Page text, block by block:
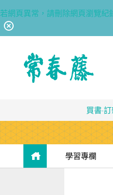
若網頁異常，請刪除網頁瀏覽紀
買書·
熱銷排行｜
限時優惠
團體採購｜
學習專欄